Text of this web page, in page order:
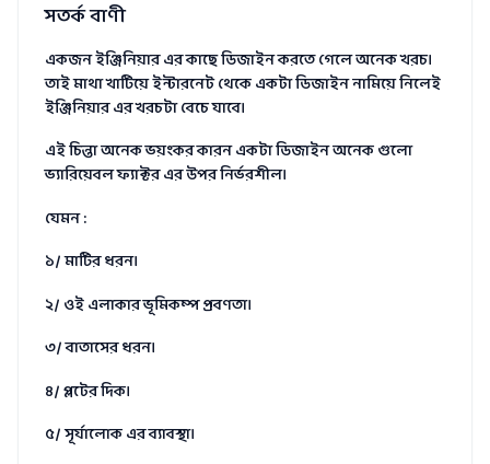
সতর্ক বাণী
একজন ইঞ্জিনিয়ার এর কাছে ডিজাইন করতে গেলে অনেক খরচ।
তাই মাথা খাটিয়ে ইন্টারনেট থেকে একটা ডিজাইন নামিয়ে নিলেই
ইঞ্জিনিয়ার এর খরচটা বেচে যাবে।
এই চিন্তা অনেক ভয়ংকর কারন একটা ডিজাইন অনেক গুলো
ভ্যারিয়েবল ফ্যাক্টর এর উপর নির্ভরশীল।
যেমন :
১/ মাটির ধরন।
২/ ওই এলাকার ভূমিকম্প প্রবণতা।
৩/ বাতাসের ধরন।
৪/ প্লটের দিক।
৫/ সূর্যালোক এর ব্যাবস্থা।